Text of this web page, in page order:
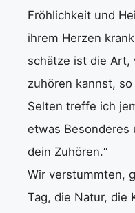
Fröhlichkeit und
ihrem Herzen
schätze ist die Art,
zuhören kannst,
Selten treffe ich
etwas Besonderes
dein Zuhören.“
Wir verstummten,
Tag, die Natur, die